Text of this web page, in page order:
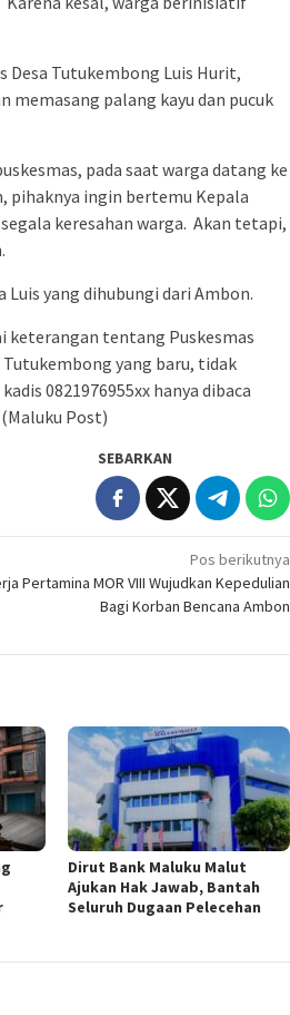
Desa Tutukembong Luis Hurit,
memasang palang kayu dan pucuk
pada saat warga datang ke
pihaknya ingin bertemu Kepala
keresahan warga. Akan tetapi,
yang dihubungi dari Ambon.
keterangan tentang Puskesmas
yang baru, tidak
0821976955xx hanya dibaca
Post)
SEBARKAN
Pos berikutnya
Pertamina MOR VIII Wujudkan Kepedulian
Bagi Korban Bencana Ambon
Dirut Bank Maluku Malut
Ajukan Hak Jawab, Bantah
Seluruh Dugaan Pelecehan